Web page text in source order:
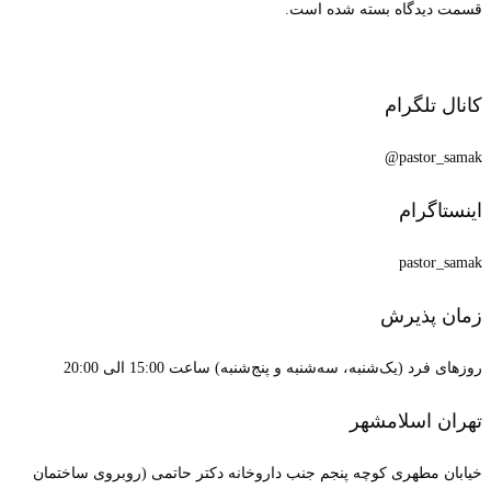
قسمت دیدگاه بسته شده است.
کانال تلگرام
pastor_samak@
اینستاگرام
pastor_samak
زمان پذیرش
روزهای فرد (یک‌شنبه، سه‌شنبه و پنج‌شنبه) ساعت 15:00 الی 20:00
تهران اسلامشهر
خیابان مطهری کوچه پنجم جنب داروخانه دکتر حاتمی (روبروی ساختمان